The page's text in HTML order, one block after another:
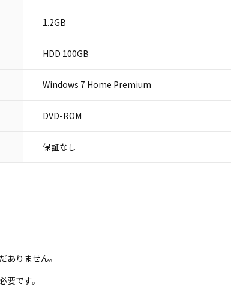
1.2GB
HDD 100GB
Windows 7 Home Premium
DVD-ROM
保証なし
ありません。
要です。